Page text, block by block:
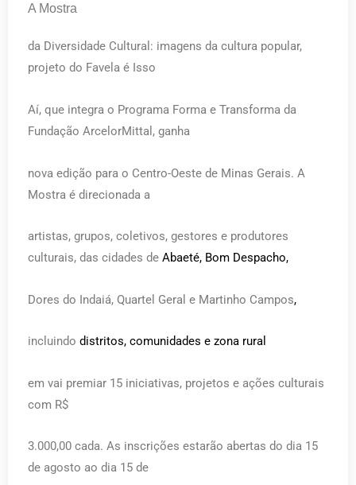
A Mostra
da Diversidade Cultural: imagens da cultura popular,
projeto do Favela é Isso
Aí, que integra o Programa Forma e Transforma da
Fundação ArcelorMittal, ganha
nova edição para o Centro-Oeste de Minas Gerais. A
Mostra é direcionada a
artistas, grupos, coletivos, gestores e produtores
culturais, das cidades de Abaeté, Bom Despacho,
Dores do Indaiá, Quartel Geral e Martinho Campos,
incluindo distritos, comunidades e zona rural
em vai premiar 15 iniciativas, projetos e ações culturais
com R$
3.000,00 cada. As inscrições estarão abertas do dia 15
de agosto ao dia 15 de